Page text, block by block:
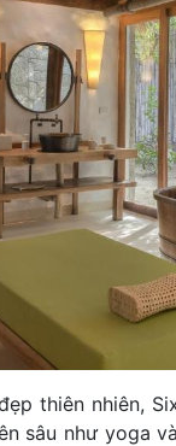
thiên nhiên,
sâu như yoga